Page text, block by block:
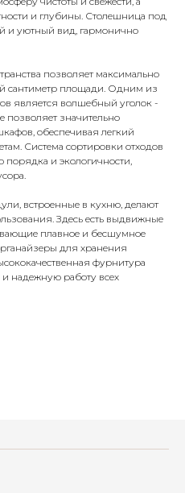
и глубины. Столешница под
и уютный вид, гармонично
позволяет максимально
сантиметр площади. Одним из
является волшебный уголок -
позволяет значительно
обеспечивая легкий
Система сортировки отходов
порядка и экологичности,
встроенные в кухню, делают
Здесь есть выдвижные
плавное и бесшумное
для хранения
фурнитура
надежную работу всех